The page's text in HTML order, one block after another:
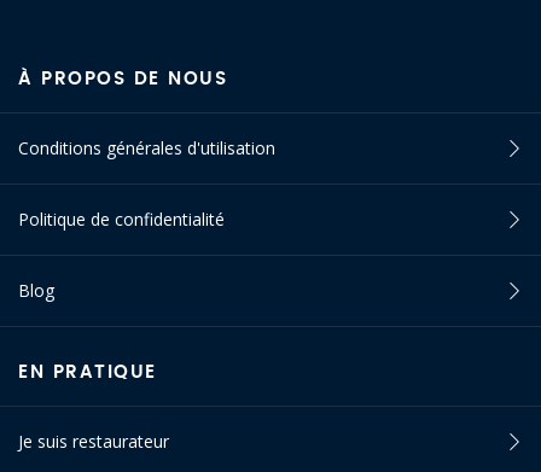
À PROPOS DE NOUS
Conditions générales d'utilisation
Politique de confidentialité
Blog
EN PRATIQUE
Je suis restaurateur